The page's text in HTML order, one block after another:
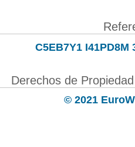
C5EB7Y1 I41PD8M
Derechos de
© 2021